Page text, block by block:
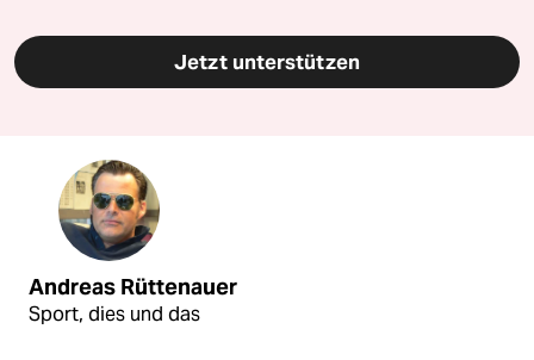
Jetzt unterstützen
Andreas Rüttenauer
Sport, dies und das